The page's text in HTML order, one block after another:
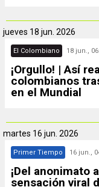
jueves 18 jun. 2026
El Colombiano 18 jun.,
¡Orgullo! | Así
colombianos
en el Mundial
martes 16 jun. 2026
Primer Tiempo 16 jun.,
¡Del anonimato
sensación viral